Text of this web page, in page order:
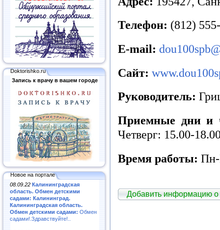
Doktorishko.ru
Запись к врачу в вашем городе
Новое на портале
08.09.22 Калининградская
область. Обмен детскими
садами: Калининград.
Калининградская область.
Обмен детскими садами: Обмен
садами!.Здравствуйте!..
Телефон: (812)
E-mail:
Сайт:
Руководитель:
Приемные дни и
Четверг: 15.00-
Время работы: Пн-
Добавить информацию